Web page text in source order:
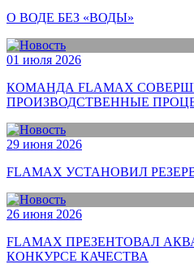
О ВОДЕ БЕЗ «ВОДЫ»
01 июля 2026
КОМАНДА FLAMAX
ПРОИЗВОДСТВЕННЫЕ
29 июня 2026
FLAMAX УСТАНОВИЛ
26 июня 2026
FLAMAX ПРЕЗЕНТОВАЛ
КОНКУРСЕ КАЧЕСТВА